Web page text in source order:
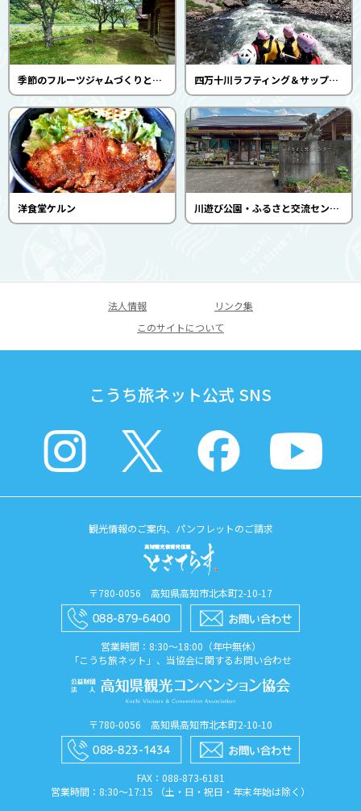
季節のフルーツジャムづくりと三島オリジナルシフォンケーキづくり体験・鮎の網投げ体験・かまどでごはん炊き体験（三島キャンプ場） 四万十川ラフティング＆サップ体験（NATURAL GROOVE）
洋食堂ケルン 川遊び公園・ふるさと交流センター（キャンプ・レンタサイクル）
法人情報
リンク集
このサイトについて
こうち旅ネット公式 SNS
観光情報のご案内、パンフレットのご請求
〒780-0056 高知県高知市北本町2-10-17
営業時間：8:30〜18:00（年中無休）
「こうち旅ネット」、当協会に関するお問い合わせ
〒780-0056 高知県高知市北本町2-10-10
FAX：088​-873​-6181
営業時間：8:30〜17:15 （土・日・祝日・年末年始は除く）